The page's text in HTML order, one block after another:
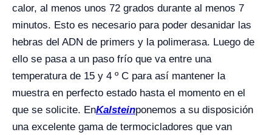
calor, al menos unos 72 grados durante al menos 7
minutos. Esto es necesario para poder desanidar las
hebras del ADN de primers y la polimerasa. Luego de
ello se pasa a un paso frío que va entre una
temperatura de 15 y 4 º C para así mantener la
muestra en perfecto estado hasta el momento en el
que se solicite. EnKalsteinponemos a su disposición
una excelente gama de termocicladores que van